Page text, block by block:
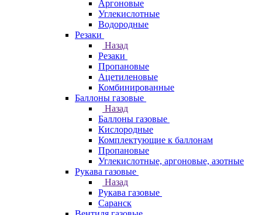
Аргоновые
Углекислотные
Водородные
Резаки
Назад
Резаки
Пропановые
Ацетиленовые
Комбинированные
Баллоны газовые
Назад
Баллоны газовые
Кислородные
Комплектующие к баллонам
Пропановые
Углекислотные, аргоновые, азотные
Рукава газовые
Назад
Рукава газовые
Саранск